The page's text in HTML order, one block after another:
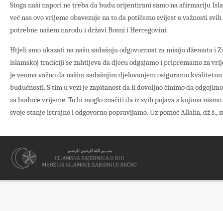
Stoga naši napori ne treba da budu orijentirani samo na afirmaciju
već nas ovo vrijeme obavezuje na to da potičemo svijest o važnosti
potrebne našem narodu i državi Bosni i Hercegovini.
Htjeli smo ukazati na našu sadašnju odgovornost za misiju džemata i
islamskoj tradiciji se zahtijeva da djecu odgajamo i pripremamo za
je veoma važno da našim sadašnjim djelovanjem osiguramo
budućnosti. S tim u vezi je zapitanost da li dovoljno činimo da
za buduće vrijeme. To bi moglo značiti da iz svih pojava s kojima
svoje stanje istrajno i odgovorno popravljamo. Uz pomoć Allaha, dž.š.,